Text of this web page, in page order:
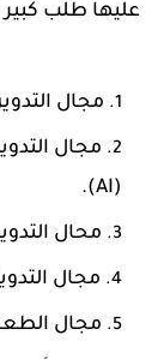
عليها طلب كبير
مجال
مجال
(AI).
محال
مجال
مجال